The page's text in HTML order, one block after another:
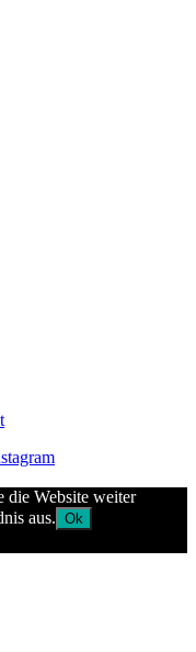
die Website weiter
aus. Ok